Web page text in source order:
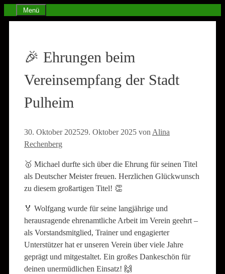
Inhalt
Menü
🎉 Ehrungen beim
Vereinsempfang der Stadt
Pulheim
30. Oktober 202529. Oktober 2025 von Alina
Rechenberg
🥇 Michael durfte sich über die Ehrung für seinen Titel
als Deutscher Meister freuen. Herzlichen Glückwunsch
zu diesem großartigen Titel! 👏
🏅 Wolfgang wurde für seine langjährige und
herausragende ehrenamtliche Arbeit im Verein geehrt –
als Vorstandsmitglied, Trainer und engagierter
Unterstützer hat er unseren Verein über viele Jahre
geprägt und mitgestaltet. Ein großes Dankeschön für
deinen unermüdlichen Einsatz! 🙌